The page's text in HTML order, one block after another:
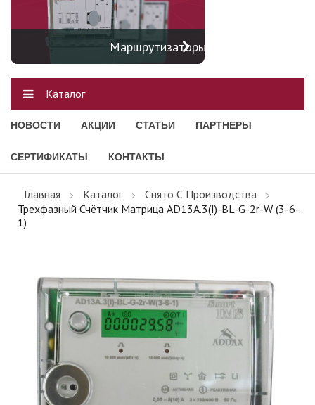
Маршрутизаторы
Каталог
НОВОСТИ АКЦИИ СТАТЬИ ПАРТНЕРЫ
СЕРТИФИКАТЫ КОНТАКТЫ
Главная Каталог
Снято С Производства
Трехфазный Счётчик Матрица AD13A.3(I)-BL-G-2r-W (3-6-
1)